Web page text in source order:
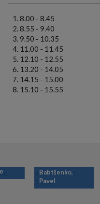
8.00 - 8.45
8.55 - 9.40
9.50 - 10.35
11.00 - 11.45
12.10 - 12.55
13.20 - 14.05
14.15 - 15.00
15.10 - 15.55
Babtšenko,
Pavel